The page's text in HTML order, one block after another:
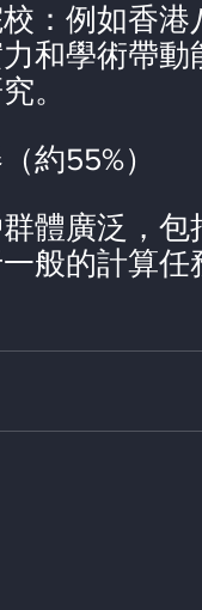
：例如香
和學術帶
。
約55%）
體廣泛，
般的計算任